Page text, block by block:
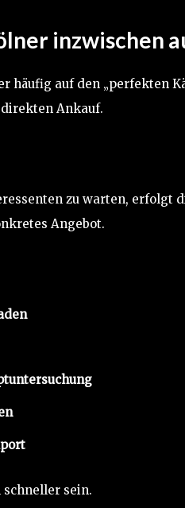
inzwischen
häufig auf den „perfekten
Ankauf.
zu warten, erfolgt
Angebot.
sein.